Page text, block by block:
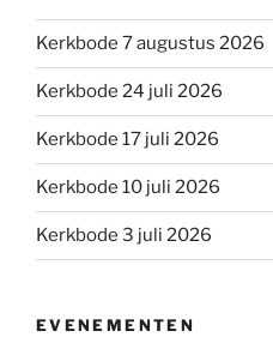
Kerkbode 7 augustus 2026
Kerkbode 24 juli 2026
Kerkbode 17 juli 2026
Kerkbode 10 juli 2026
Kerkbode 3 juli 2026
EVENEMENTEN